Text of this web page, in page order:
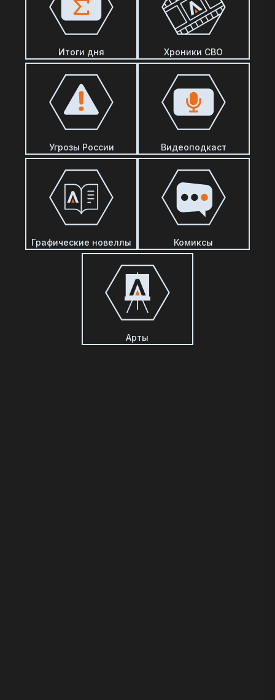
Итоги дня Хроники СВО
Угрозы России Видеоподкаст
Графические новеллы Комиксы
Арты